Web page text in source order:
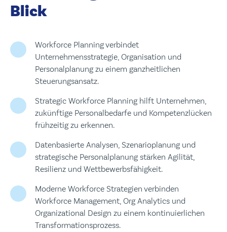
Blick
Workforce Planning verbindet
Unternehmensstrategie, Organisation und
Personalplanung zu einem ganzheitlichen
Steuerungsansatz.
Strategic Workforce Planning hilft Unternehmen,
zukünftige Personalbedarfe und Kompetenzlücken
frühzeitig zu erkennen.
Datenbasierte Analysen, Szenarioplanung und
strategische Personalplanung stärken Agilität,
Resilienz und Wettbewerbsfähigkeit.
Moderne Workforce Strategien verbinden
Workforce Management, Org Analytics und
Organizational Design zu einem kontinuierlichen
Transformationsprozess.